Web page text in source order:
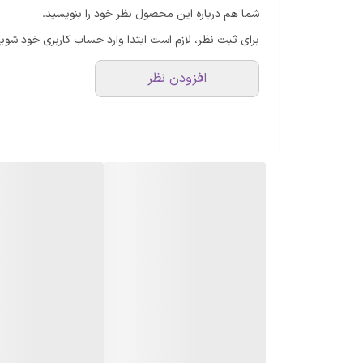
شما هم درباره این محصول نظر خود را بنویسید.
برای ثبت نظر، لازم است ابتدا وارد حساب کاربری خود
افزودن نظر